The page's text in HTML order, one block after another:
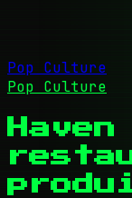
Pop Culture
Pop Culture
Haven